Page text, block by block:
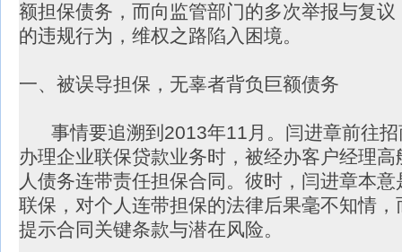
额担保债务，而向监管部门的多次举报与复
的违规行为，维权之路陷入困境。
一、被误导担保，无辜者背负巨额债务
事情要追溯到2013年11月。闫进章前往招
办理企业联保贷款业务时，被经办客户经理
人债务连带责任担保合同。彼时，闫进章本
联保，对个人连带担保的法律后果毫不知情
提示合同关键条款与潜在风险。